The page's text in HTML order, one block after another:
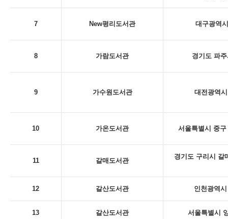
7 New평리도서관 대구광역
8 가람도서관 경기도 파
9 가수원도서관 대전광역
10 가온도서관 서울특별시 중
11 갈매도서관
경기도 구리시 갈
12 갈산도서관 인천광역
13 갈산도서관 서울특별시